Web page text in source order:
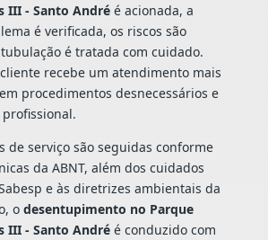
III - Santo Andréé acionada, a
é verificada, os riscos são
é tratada com cuidado.
recebe um atendimento mais
procedimentos desnecessários e
de serviço são seguidas conforme
da ABNT, além dos cuidados
e às diretrizes ambientais da
o desentupimento no Parque
III - Santo Andréé conduzido com